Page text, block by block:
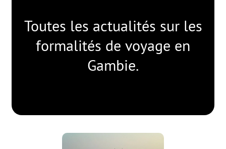
Toutes les actualités sur les
formalités de voyage en
Gambie.